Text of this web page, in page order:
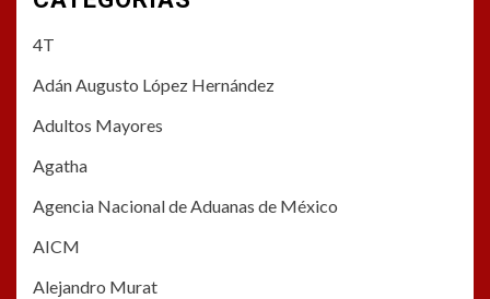
4T
Adán Augusto López Hernández
Adultos Mayores
Agatha
Agencia Nacional de Aduanas de México
AICM
Alejandro Murat